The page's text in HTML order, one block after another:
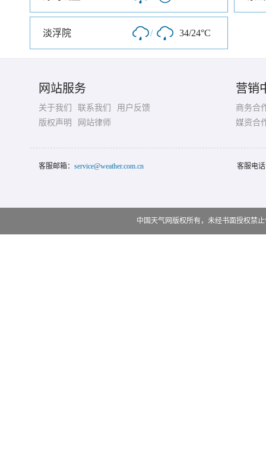
淡浮院 / 34/24°C
网站服务
关于我们 联系我们
用户反馈
版权声明
网站律师
营销
商务合
媒资合
客服邮箱： service@weather.com.cn 客服电
中国天气网版权所有，未经书面授权